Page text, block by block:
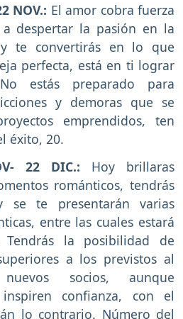
NOV.: El amor cobra fuerza
despertar la pasión en la
te convertirás en lo que
perfecta, está en ti lograr
estás preparado para
y demoras que se
emprendidos, ten
éxito, 20.
22 DIC.: Hoy brillaras
románticos, tendrás
se te presentarán varias
entre las cuales estará
la posibilidad de
a los previstos al
socios, aunque
confianza, con el
lo contrario. Número del